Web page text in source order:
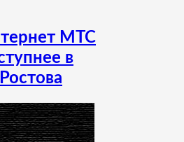
МТС
в